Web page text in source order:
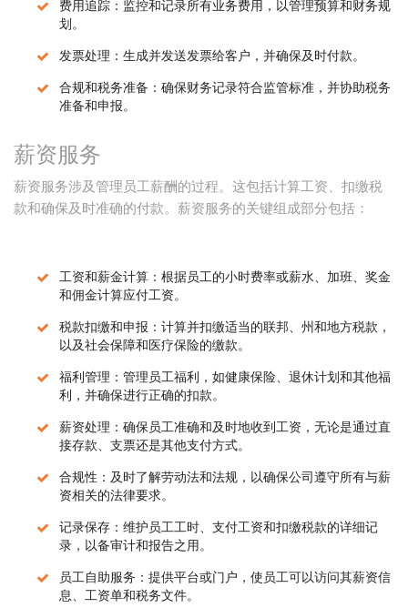
费用追踪：监控和记录所有业务费用，以管理预算和财务规
划。
发票处理：生成并发送发票给客户，并确保及时付款。
合规和税务准备：确保财务记录符合监管标准，并协助税务
准备和申报。
薪资服务
薪资服务涉及管理员工薪酬的过程。这包括计算工资、扣缴税
款和确保及时准确的付款。薪资服务的关键组成部分包括：
工资和薪金计算：根据员工的小时费率或薪水、加班、奖金
和佣金计算应付工资。
税款扣缴和申报：计算并扣缴适当的联邦、州和地方税款，
以及社会保障和医疗保险的缴款。
福利管理：管理员工福利，如健康保险、退休计划和其他福
利，并确保进行正确的扣款。
薪资处理：确保员工准确和及时地收到工资，无论是通过直
接存款、支票还是其他支付方式。
合规性：及时了解劳动法和法规，以确保公司遵守所有与薪
资相关的法律要求。
记录保存：维护员工工时、支付工资和扣缴税款的详细记
录，以备审计和报告之用。
员工自助服务：提供平台或门户，使员工可以访问其薪资信
息、工资单和税务文件。